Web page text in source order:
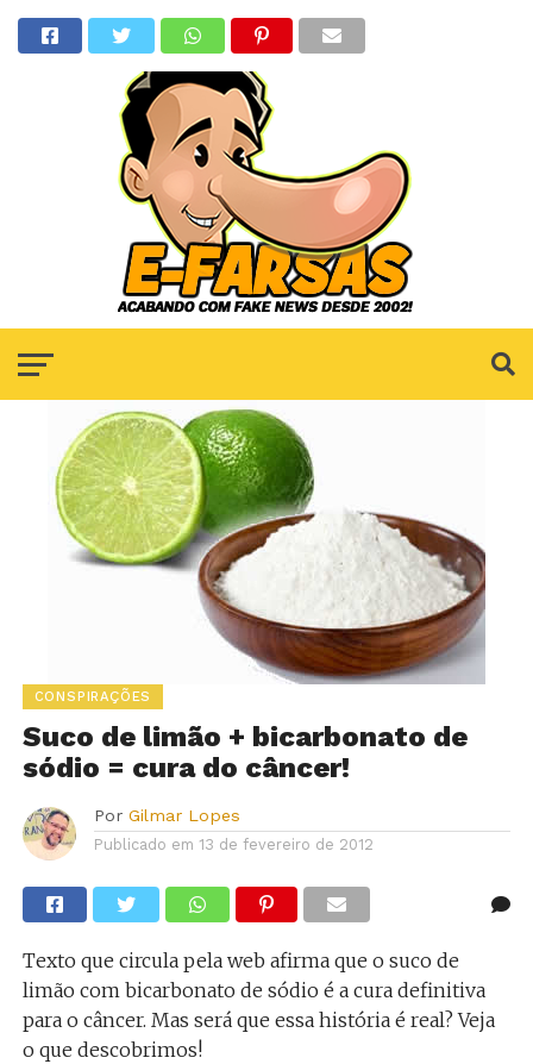
CONSPIRAÇÕES
Suco de limão + bicarbonato de
sódio = cura do câncer!
Por Gilmar Lopes
Publicado em 13 de fevereiro de 2012
Texto que circula pela web afirma que o suco de
limão com bicarbonato de sódio é a cura definitiva
para o câncer. Mas será que essa história é real? Veja
o que descobrimos!